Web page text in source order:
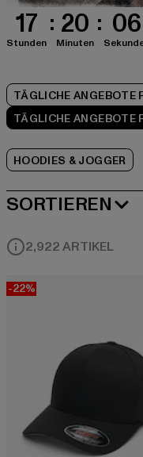
17
Stunden
20
Minuten
05
TÄGLICHE ANGEBOTE
TÄGLICHE ANGEBOTE
HOODIES & JOGGER
SORTIEREN
BELIEBTESTE
2,922 ARTIKEL
-22%